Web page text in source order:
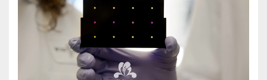
Mắt
Răng Hàm Mặt
Tai Mũi Họng